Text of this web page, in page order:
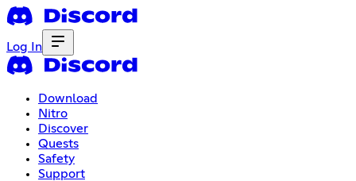
Log In
Download
Nitro
Discover
Quests
Safety
Support